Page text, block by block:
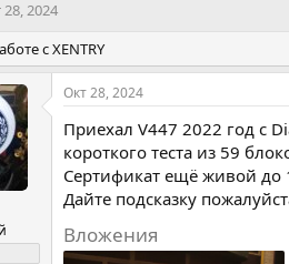
28, 2024
с XENTRY
Окт 28, 2024
Приехал V447 2022 год с
короткого теста из 59
Сертификат ещё живой до
Дайте подсказку
Вложения